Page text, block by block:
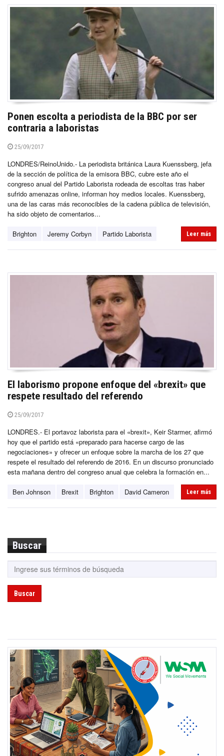
Ponen escolta a periodista de la BBC por ser
contraria a laboristas
25/09/2017
LONDRES/ReinoUnido.- La periodista británica Laura Kuenssberg, jefa
de la sección de política de la emisora BBC, cubre este año el
congreso anual del Partido Laborista rodeada de escoltas tras haber
sufrido amenazas online, informan hoy medios locales. Kuenssberg,
una de las caras más reconocibles de la cadena pública de televisión,
ha sido objeto de comentarios...
Brighton Jeremy Corbyn Partido Laborista Leer más
El laborismo propone enfoque del «brexit» que
respete resultado del referendo
25/09/2017
LONDRES.- El portavoz laborista para el «brexit», Keir Starmer, afirmó
hoy que el partido está «preparado para hacerse cargo de las
negociaciones» y ofrecer un enfoque sobre la marcha de los 27 que
respete el resultado del referendo de 2016. En un discurso pronunciado
esta mañana dentro del congreso anual que celebra la formación en...
Ben Johnson Brexit Brighton David Cameron Leer más
Buscar
Buscar